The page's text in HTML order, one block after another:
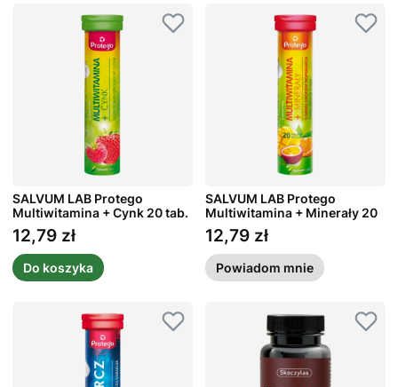
SALVUM LAB Protego
Multiwitamina + Cynk 20 tab.
Cena
12,79 zł
Do koszyka
SALVUM LAB Protego
Multiwitamina + Minerały 20
tab.
Cena
12,79 zł
Powiadom mnie